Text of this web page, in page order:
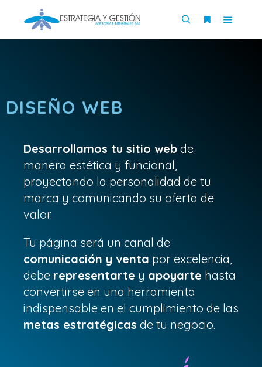
DISEÑO WEB
Desarrollamos tu sitio web de
manera estética y funcional,
proyectando la personalidad de tu
marca y comunicando su oferta de
valor.
Tu página será un canal de
comunicación y venta por excelencia,
debe representarte y apoyarte hasta
convertirse en una herramienta
indispensable en el cumplimiento de las
metas estratégicas de tu negocio.